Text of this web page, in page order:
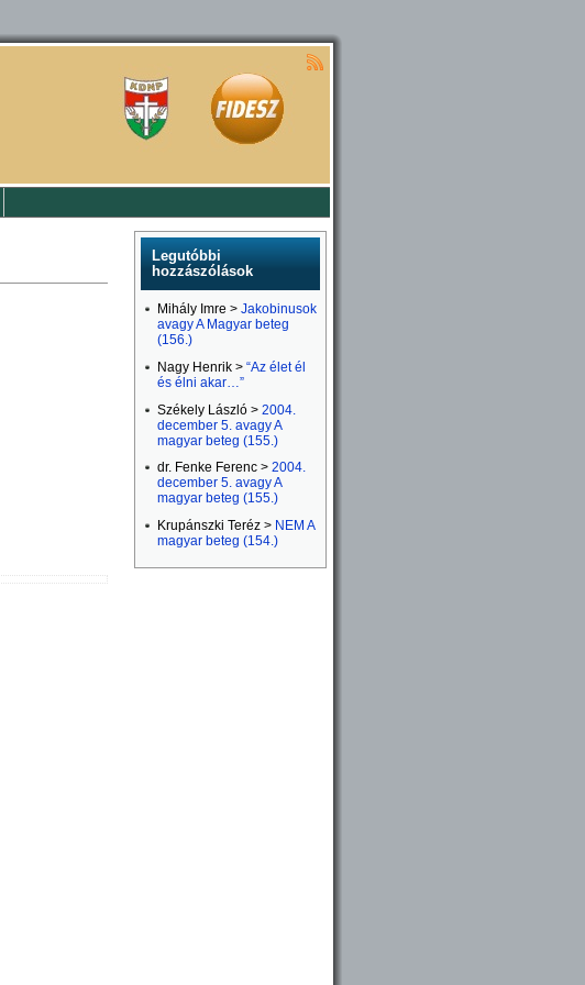
Legutóbbi
hozzászólások
Mihály Imre > Jakobinusok
avagy A Magyar beteg
(156.)
Nagy Henrik > “Az élet él
és élni akar…”
Székely László > 2004.
december 5. avagy A
magyar beteg (155.)
dr. Fenke Ferenc > 2004.
december 5. avagy A
magyar beteg (155.)
Krupánszki Teréz > NEM A
magyar beteg (154.)